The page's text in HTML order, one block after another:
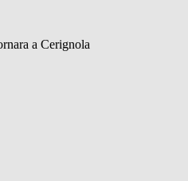
a Cerignola